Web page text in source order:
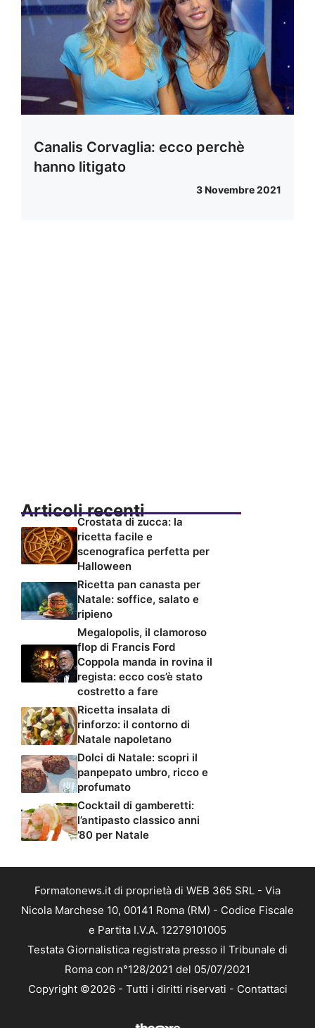
Canalis Corvaglia: ecco perchè
hanno litigato
3 Novembre 2021
Articoli recenti
Crostata di zucca: la
ricetta facile e
scenografica perfetta per
Halloween
Ricetta pan canasta per
Natale: soffice, salato e
ripieno
Megalopolis, il clamoroso
flop di Francis Ford
Coppola manda in rovina il
regista: ecco cos’è stato
costretto a fare
Ricetta insalata di
rinforzo: il contorno di
Natale napoletano
Dolci di Natale: scopri il
panpepato umbro, ricco e
profumato
Cocktail di gamberetti:
l’antipasto classico anni
’80 per Natale
Formatonews.it di proprietà di WEB 365 SRL - Via
Nicola Marchese 10, 00141 Roma (RM) - Codice Fiscale
e Partita I.V.A. 12279101005
Testata Giornalistica registrata presso il Tribunale di
Roma con n°128/2021 del 05/07/2021
Copyright ©2026 - Tutti i diritti riservati - Contattaci